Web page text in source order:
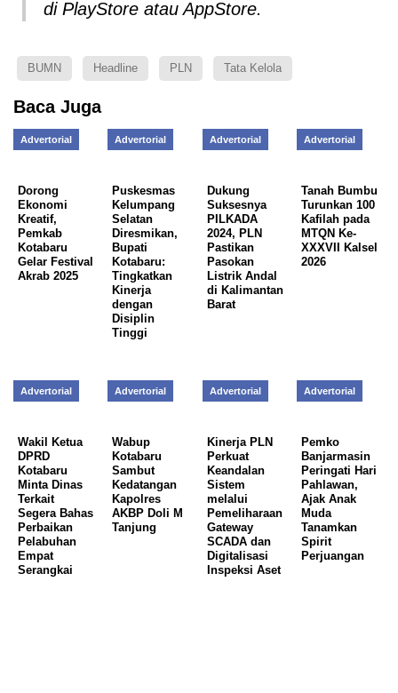
di PlayStore atau AppStore.
BUMN Headline PLN Tata Kelola
Baca Juga
Advertorial
Dorong
Ekonomi
Kreatif,
Pemkab
Kotabaru
Gelar Festival
Akrab 2025
Advertorial
Puskesmas
Kelumpang
Selatan
Diresmikan,
Bupati
Kotabaru:
Tingkatkan
Kinerja
dengan
Disiplin
Tinggi
Advertorial
Dukung
Suksesnya
PILKADA
2024, PLN
Pastikan
Pasokan
Listrik Andal
di Kalimantan
Barat
Advertorial
Tanah Bumbu
Turunkan 100
Kafilah pada
MTQN Ke-
XXXVII Kalsel
2026
Advertorial
Wakil Ketua
DPRD
Kotabaru
Minta Dinas
Terkait
Segera Bahas
Perbaikan
Pelabuhan
Empat
Serangkai
Advertorial
Wabup
Kotabaru
Sambut
Kedatangan
Kapolres
AKBP Doli M
Tanjung
Advertorial
Kinerja PLN
Perkuat
Keandalan
Sistem
melalui
Pemeliharaan
Gateway
SCADA dan
Digitalisasi
Inspeksi Aset
Advertorial
Pemko
Banjarmasin
Peringati Hari
Pahlawan,
Ajak Anak
Muda
Tanamkan
Spirit
Perjuangan